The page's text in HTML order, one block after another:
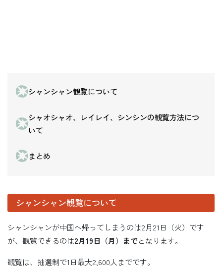
シャンシャン観覧について
シャオシャオ、レイレイ、シンシンの観覧方法につ
いて
まとめ
シャンシャン観覧について
シャンシャンが中国へ帰ってしまうのは2月21日（火）です
が、観覧できるのは2月19日（月）までとなります。
観覧は、抽選制で1日最大2,600人までです。